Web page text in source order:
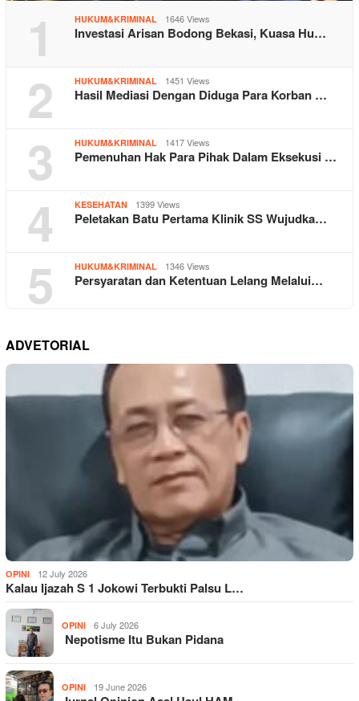
1 HUKUM&KRIMINAL 1646 Views
Investasi Arisan Bodong Bekasi, Kuasa Hu…
2 HUKUM&KRIMINAL 1451 Views
Hasil Mediasi Dengan Diduga Para Korban …
3 HUKUM&KRIMINAL 1417 Views
Pemenuhan Hak Para Pihak Dalam Eksekusi …
4 KESEHATAN 1399 Views
Peletakan Batu Pertama Klinik SS Wujudka…
5 HUKUM&KRIMINAL 1346 Views
Persyaratan dan Ketentuan Lelang Melalui…
ADVETORIAL
OPINI 12 July 2026
Kalau Ijazah S 1 Jokowi Terbukti Palsu L…
OPINI 6 July 2026
Nepotisme Itu Bukan Pidana
OPINI 19 June 2026